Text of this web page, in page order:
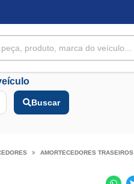
Buscar
AMORTECEDORES TRASEIROS